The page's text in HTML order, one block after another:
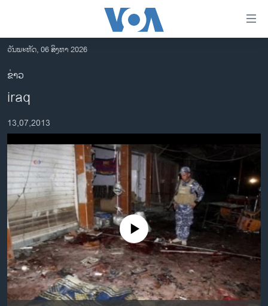
ເຂົ້າ
ຫາ
ຂ້າມ
ຂ້າມ
ໄປ
ຫາ
ຊອກ
ຄົ້ນ
ອາເມຣິກາ
ການເລືອກຕັ້ງ ປະທານາທີບໍດີ ສະຫະລັດ 2024
ຂ່າວ​ຈີນ
ໂລກ
ເອເຊຍ
ອິດສະຫຼະພາບດ້ານການຂ່າວ
ຊີວິດຊາວລາວ
ຊຸມຊົນຊາວລາວ
ວິທະຍາສາດ-ເທັກໂນໂລຈີ
ທຸລະກິດ
ວັນພະຫັດ, 06 ສິງຫາ 2026
ຂ່າວ
iraq
13,07,2013
No media source currently available